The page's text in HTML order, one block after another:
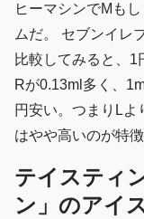
ヒーマシンでMも
ムだ。 セブンイレ
比較してみると、1
Rが0.13ml多く、
円安い。つまりLよ
はやや高いのが特徴
テイスティ
ン」のアイ